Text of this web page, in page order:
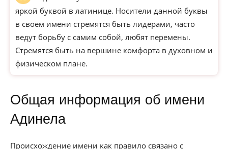
яркой буквой в латинице. Носители данной буквы
в своем имени стремятся быть лидерами, часто
ведут борьбу с самим собой, любят перемены.
Стремятся быть на вершине комфорта в духовном и
физическом плане.
Общая информация об имени
Адинела
Происхождение имени как правило связано с